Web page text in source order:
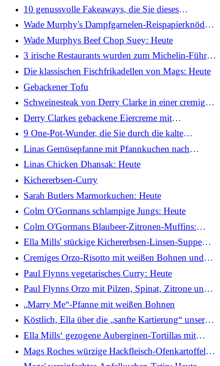
10 genussvolle Fakeaways, die Sie dieses
Wochenende inspirieren werden
Wade Murphy's Dampfgarnelen-Reispapierknödel:
Heute
Wade Murphys Beef Chop Suey: Heute
3 irische Restaurants wurden zum Michelin-Führer
hinzugefügt
Die klassischen Fischfrikadellen von Mags: Heute
Gebackener Tofu
Schweinesteak von Derry Clarke in einer cremigen
Pilz-Senf-Sauce mit sautiertem Knoblauchspinat
Derry Clarkes gebackene Eiercreme mit
Muskatnuss und pochierten Pflaumen: Heute
9 One-Pot-Wunder, die Sie durch die kalte
Jahreszeit bringen
Linas Gemüsepfanne mit Pfannkuchen nach
nepalesischer Art: Heute
Linas Chicken Dhansak: Heute
Kichererbsen-Curry
Sarah Butlers Marmorkuchen: Heute
Colm O'Gormans schlampige Jungs: Heute
Colm O'Gormans Blaubeer-Zitronen-Muffins:
Heute
Ella Mills' stückige Kichererbsen-Linsen-Suppe
mit Tahini und Tomaten
Cremiges Orzo-Risotto mit weißen Bohnen und
Pilzen von Ella Mills
Paul Flynns vegetarisches Curry: Heute
Paul Flynns Orzo mit Pilzen, Spinat, Zitrone und
Parmesan
„Marry Me“-Pfanne mit weißen Bohnen
Köstlich, Ella über die „sanfte Kartierung“ unserer
wöchentlichen Essenspläne
Ella Mills‘ gezogene Auberginen-Tortillas mit
knusprigem Kohl
Mags Roches würzige Hackfleisch-Ofenkartoffel:
Heute